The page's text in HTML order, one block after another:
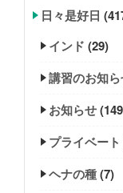
日々是好日
インド (29)
講習のお知
お知らせ
プライベート
ヘナの種(7)